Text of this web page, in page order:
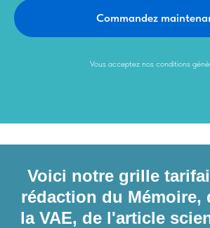
Commandez
Vous acceptez nos conditions
Voici notre grille
rédaction du Mémoire,
la VAE, de l'article